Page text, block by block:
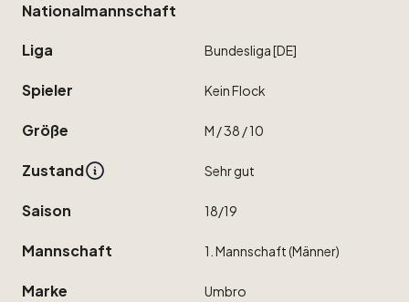
Nationalmannschaft
Liga Bundesliga[DE]
Spieler KeinFlock
Größe M ​/​38 ​/​10
Zustand Sehrgut
Saison 18​/​19
Mannschaft 1. Mannschaft(Männer)
Marke Umbro